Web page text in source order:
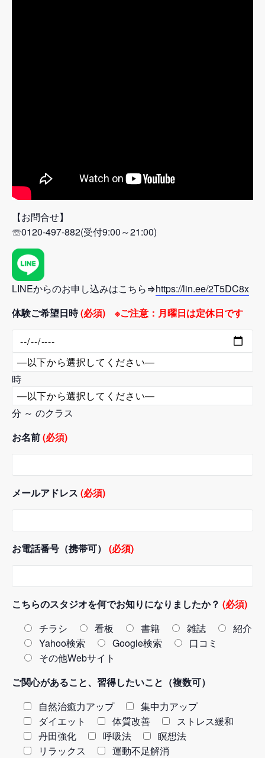
【お問合せ】
☏0120-497-882(受付9:00～21:00)
LINEからのお申し込みはこちら⇒https://lin.ee/2T5DC8x
体験ご希望日時(必須) ※ご注意：月曜日は定休日です
時
分 ～ のクラス
お名前(必須)
メールアドレス (必須)
お電話番号（携帯可） (必須)
こちらのスタジオを何でお知りになりましたか？ (必須)
チラシ
看板 書籍 雑誌
紹介
Yahoo検索
Google検索
口コミ
その他Webサイト
ご関心があること、習得したいこと（複数可）
自然治癒力アップ
集中力アップ
ダイエット
体質改善
ストレス緩和
丹田強化
呼吸法
瞑想法
リラックス
運動不足解消